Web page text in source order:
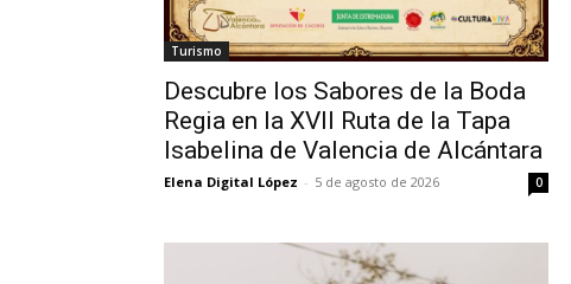
Turismo
Descubre los Sabores de la Boda
Regia en la XVII Ruta de la Tapa
Isabelina de Valencia de Alcántara
Elena Digital López - 5 de agosto de 2026 0